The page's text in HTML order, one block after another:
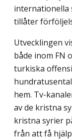
internationella
tillåter
Utvecklingen
både inom FN
turkiska
hem. Tv-
av de kristna
kristna syrier
från att få